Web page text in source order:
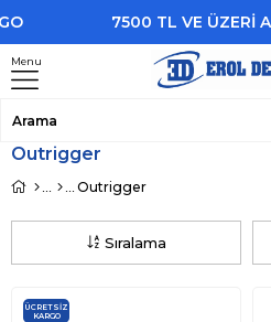
7500 TL VE ÜZERİ
Menu
Outrigger
Outrigger
Sıralama
ÜCRETSIZ
KARGO